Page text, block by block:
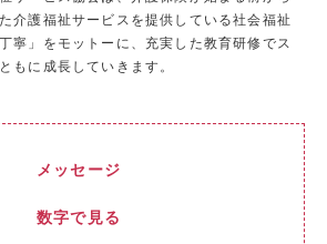
介護福祉サービスを提供している社会福祉
寧」をモットーに、充実した教育研修でス
もに成長していきます。
メッセージ
数字で見る